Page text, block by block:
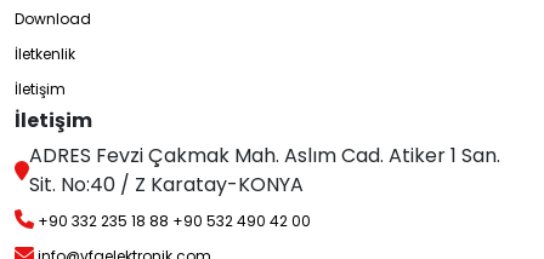
Download
İletkenlik
İletişim
İletişim
ADRES Fevzi Çakmak Mah. Aslım Cad. Atiker 1 San.
Sit. No:40 / Z Karatay-KONYA
+90 332 235 18 88 +90 532 490 42 00